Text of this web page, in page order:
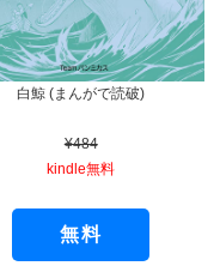
白鯨 (まんがで読破)
¥484
kindle無料
無料